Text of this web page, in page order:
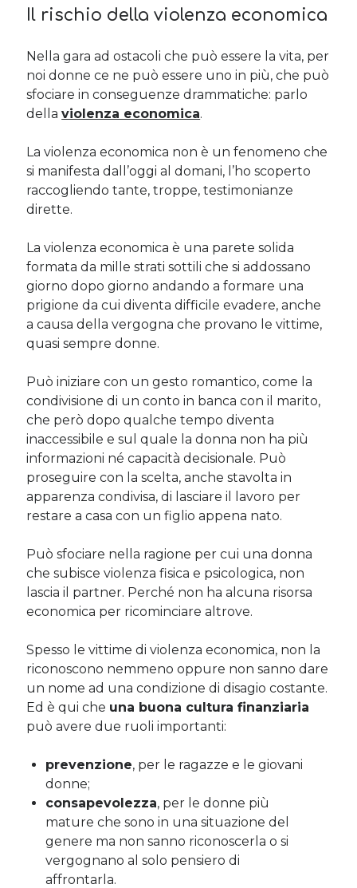
Il rischio della violenza economica
Nella gara ad ostacoli che può essere la vita, per
noi donne ce ne può essere uno in più, che può
sfociare in conseguenze drammatiche: parlo
dellaviolenza economica.
La violenza economica non è un fenomeno che
si manifesta dall’oggi al domani, l’ho scoperto
raccogliendo tante, troppe, testimonianze
dirette.
La violenza economica è una parete solida
formata da mille strati sottili che si addossano
giorno dopo giorno andando a formare una
prigione da cui diventa difficile evadere, anche
a causa della vergogna che provano le vittime,
quasi sempre donne.
Può iniziare con un gesto romantico, come la
condivisione di un conto in banca con il marito,
che però dopo qualche tempo diventa
inaccessibile e sul quale la donna non ha più
informazioni né capacità decisionale. Può
proseguire con la scelta, anche stavolta in
apparenza condivisa, di lasciare il lavoro per
restare a casa con un figlio appena nato.
Può sfociare nella ragione per cui una donna
che subisce violenza fisica e psicologica, non
lascia il partner. Perché non ha alcuna risorsa
economica per ricominciare altrove.
Spesso le vittime di violenza economica, non la
riconoscono nemmeno oppure non sanno dare
un nome ad una condizione di disagio costante.
Ed è qui che una buona cultura finanziaria
può avere due ruoli importanti:
prevenzione, per le ragazze e le giovani
donne;
consapevolezza, per le donne più
mature che sono in una situazione del
genere ma non sanno riconoscerla o si
vergognano al solo pensiero di
affrontarla.